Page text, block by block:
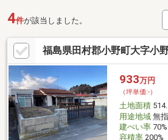
4件が該当しました。
福島県田村郡小野町大字小
933万円
（坪単価:-）
土地面積
用途地域無
建ぺい率70%
容積率200%